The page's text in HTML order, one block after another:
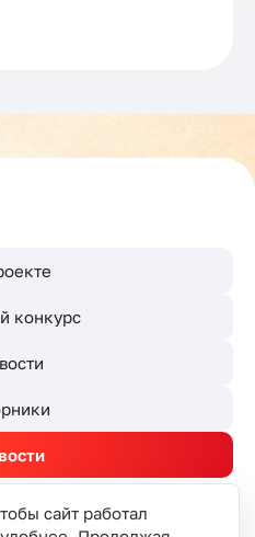
конкурс
сайт работал